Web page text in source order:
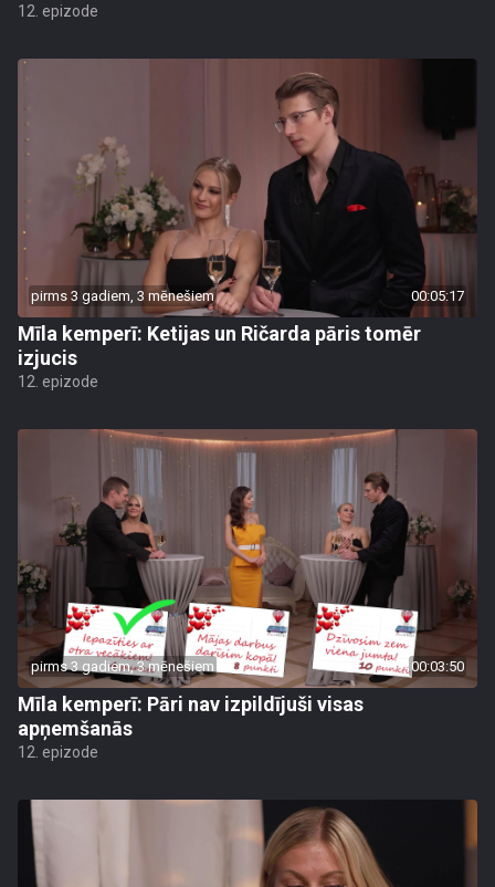
12. epizode
pirms 3 gadiem, 3 mēnešiem 00:05:17
Mīla kemperī: Ketijas un Ričarda pāris tomēr
izjucis
12. epizode
pirms 3 gadiem, 3 mēnešiem 00:03:50
Mīla kemperī: Pāri nav izpildījuši visas
apņemšanās
12. epizode